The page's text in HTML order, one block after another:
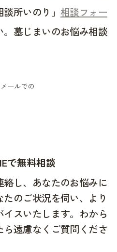
談所いのり」相談フォー
。墓じまいのお悩み相談
で無料相談
し、あなたのお悩みに
のご状況を伺い、より
スいたします。わから
遠慮なくご質問くださ